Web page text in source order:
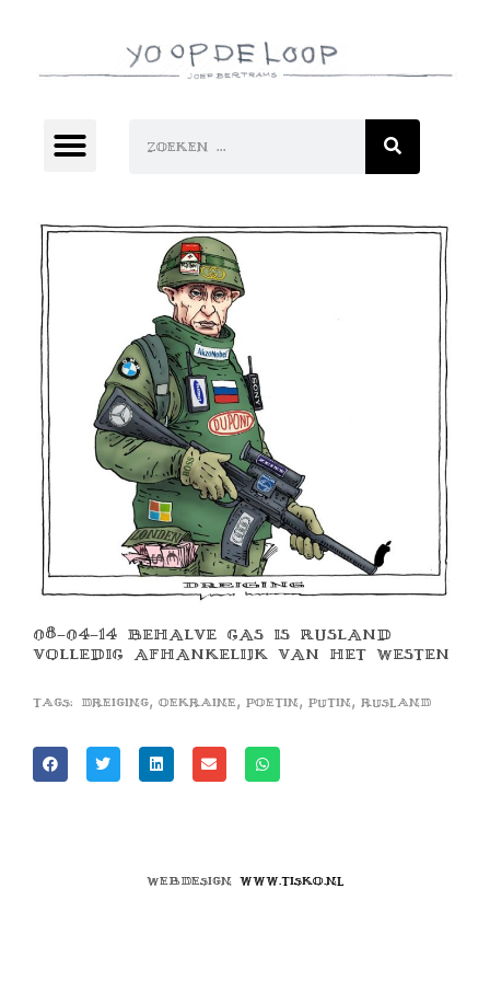
08-04-14 BEHALVE GAS IS RUSLAND
VOLLEDIG AFHANKELIJK VAN HET WESTEN
Tags: dreiging, oekraine, poetin, putin, rusland
Webdesign www.tisko.nl